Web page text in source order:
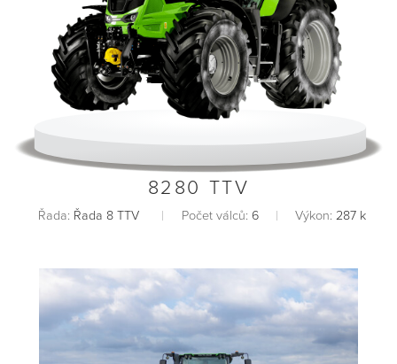
8280 TTV
Řada: Řada 8 TTV Počet válců: 6 Výkon: 287 k